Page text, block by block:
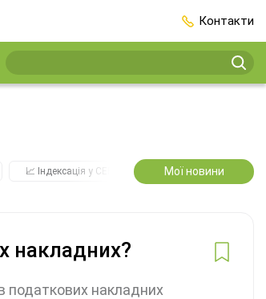
Контакти
📈 Індексація у СЕРПНІ 2️⃣0️⃣2️⃣7️⃣ Усі
Мої новини
накладних?
податкових накладних